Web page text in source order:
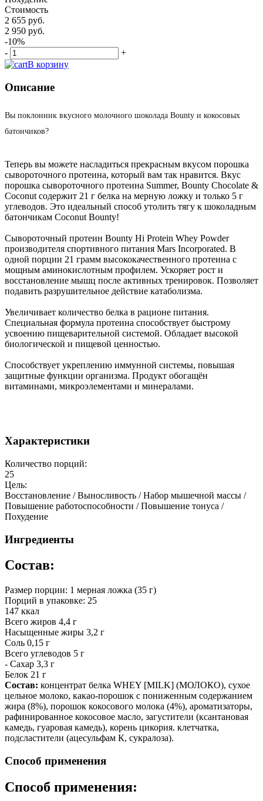
Стоимость
2 655 руб.
2 950 руб.
-10%
-
+
В корзину
Описание
Вы поклонник вкусного молочного шоколада Bounty и кокосовых
батончиков?
Теперь вы можете насладиться прекрасным вкусом порошка
сывороточного протеина, который вам так нравится. Вкус
порошка сывороточного протеина Summer, Bounty Chocolate &
Coconut содержит 21 г белка на мерную ложку и только 5 г
углеводов. Это идеальный способ утолить тягу к шоколадным
батончикам Coconut Bounty!
Сывороточный протеин Bounty Hi Protein Whey Powder
производителя спортивного питания Mars Incorporated. В
одной порции 21 грамм высококачественного протеина с
мощным аминокислотным профилем. Ускоряет рост и
восстановление мышц после активных тренировок. Позволяет
подавить разрушительное действие катаболизма.
Увеличивает количество белка в рационе питания.
Специальная формула протеина способствует быстрому
усвоению пищеварительной системой. Обладает высокой
биологической и пищевой ценностью.
Способствует укреплению иммунной системы, повышая
защитные функции организма. Продукт обогащён
витаминами, микроэлементами и минералами.
Характеристики
Количество порций:
25
Цель:
Восстановление / Выносливость / Набор мышечной массы /
Повышение работоспособности / Повышение тонуса /
Похудение
Ингредиенты
Состав:
Размер порции: 1 мерная ложка (35 г)
Порций в упаковке: 25
147 ккал
Всего жиров 4,4 г
Насыщенные жиры 3,2 г
Соль 0,15 г
Всего углеводов 5 г
- Сахар 3,3 г
Белок 21 г
Состав: концентрат белка WHEY [MILK] (МОЛОКО), сухое
цельное молоко, какао-порошок с пониженным содержанием
жира (8%), порошок кокосового молока (4%), ароматизаторы,
рафинированное кокосовое масло, загустители (ксантановая
камедь, гуаровая камедь), корень цикория. клетчатка,
подсластители (ацесульфам К, сукралоза).
Способ применения
Способ применения: